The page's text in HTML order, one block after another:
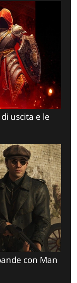
uscita e le
con Man